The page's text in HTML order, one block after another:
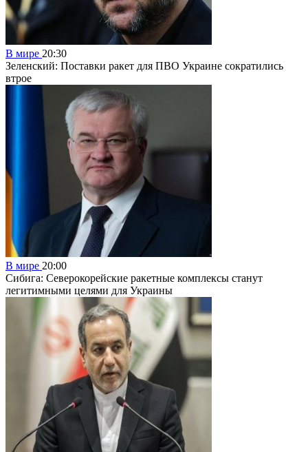
В мире 20:30
Зеленский: Поставки ракет для ПВО Украине сократились
втрое
В мире 20:00
Сибига: Северокорейские ракетные комплексы станут
легитимными целями для Украины